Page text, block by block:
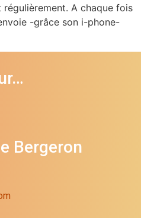
régulièrement. A chaque fois
-grâce son i-phone-
Bergeron